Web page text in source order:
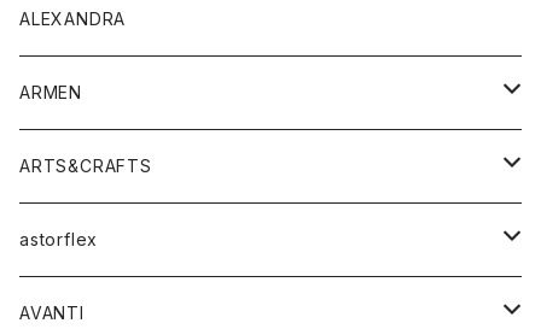
Tシャツ
シャツ
ボトムス
トップス
Tシャツ・カットソー
シャツ・ブラウス
ボトムス
パンツ
スカート
ワンピース・オールインワン
バッグ
シューズ
ALEXANDRA
ARMEN
アウター
コート
ジャケット
トップス
ベスト
ワンピース
ARTS&CRAFTS
アクセサリー
ウォレット
astorflex
グッズ
AVANTI